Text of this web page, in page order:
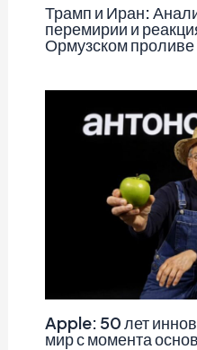
Трамп и Иран:
перемирии и
Ормузском проливе
Apple: 50 лет
мир с момента